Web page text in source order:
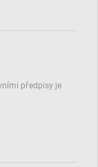
předpisy je